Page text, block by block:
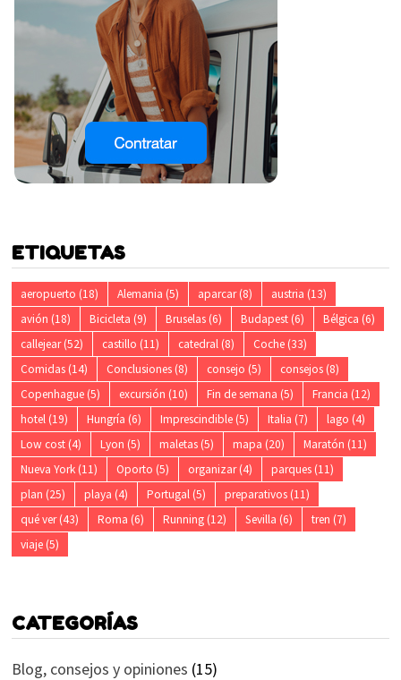
ETIQUETAS
aeropuerto (18) Alemania (5) aparcar(8) austria (13)
avión (18) Bicicleta (9) Bruselas(6) Budapest(6) Bélgica (6)
callejear(52) castillo (11) catedral(8) Coche(33)
Comidas(14) Conclusiones(8) consejo (5) consejos(8)
Copenhague(5) excursión (10) Fin de semana (5) Francia (12)
hotel(19) Hungría (6) Imprescindible(5) Italia (7) lago (4)
Low cost(4) Lyon (5) maletas(5) mapa (20) Maratón (11)
Nueva York(11) Oporto (5) organizar(4) parques(11)
plan (25) playa (4) Portugal(5) preparativos(11)
qué ver(43) Roma (6) Running(12) Sevilla (6) tren (7)
viaje(5)
CATEGORÍAS
Blog, consejos y opiniones (15)